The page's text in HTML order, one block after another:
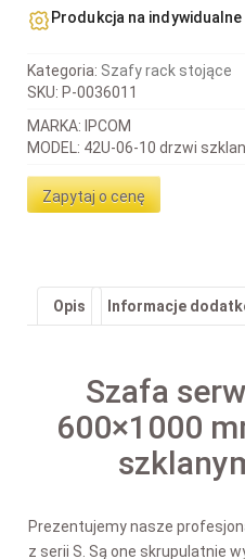
MARKA: IPCOM
MODEL: 42U-06-10 drzwi
Zapytaj o cenę
Produkcja na
SKU: P-0036011
Kategoria: Szafy rack stojące
Opis Informacje
Szafa
600×1000
Prezentujemy nasze
z serii S. Są one skrupulatnie